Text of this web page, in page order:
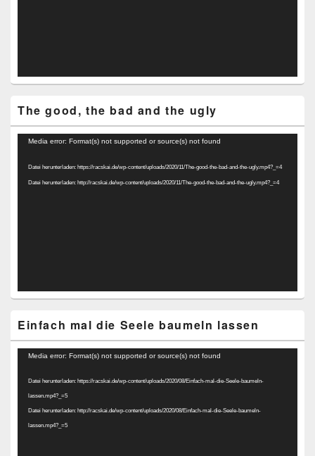
The good, the bad and the ugly
Video-
Media error: Format(s) not supported or source(s) not found
Datei herunterladen: https://racskai.de/wp-content/uploads/2020/11/The-good-the-bad-and-the-ugly.mp4?_=4
Datei herunterladen: http://racskai.de/wp-content/uploads/2020/11/The-good-the-bad-and-the-ugly.mp4?_=4
Einfach mal die Seele baumeln lassen
Video-
Media error: Format(s) not supported or source(s) not found
Datei herunterladen: https://racskai.de/wp-content/uploads/2020/08/Einfach-mal-die-Seele-baumeln-
lassen.mp4?_=5
Datei herunterladen: http://racskai.de/wp-content/uploads/2020/08/Einfach-mal-die-Seele-baumeln-
lassen.mp4?_=5